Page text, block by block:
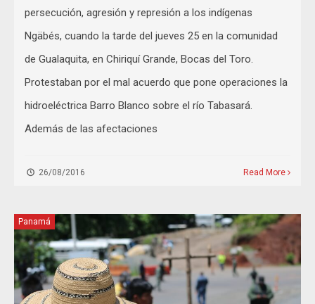
persecución, agresión y represión a los indígenas
Ngäbés, cuando la tarde del jueves 25 en la comunidad
de Gualaquita, en Chiriquí Grande, Bocas del Toro.
Protestaban por el mal acuerdo que pone operaciones la
hidroeléctrica Barro Blanco sobre el río Tabasará.
Además de las afectaciones
26/08/2016 Read More
Panamá